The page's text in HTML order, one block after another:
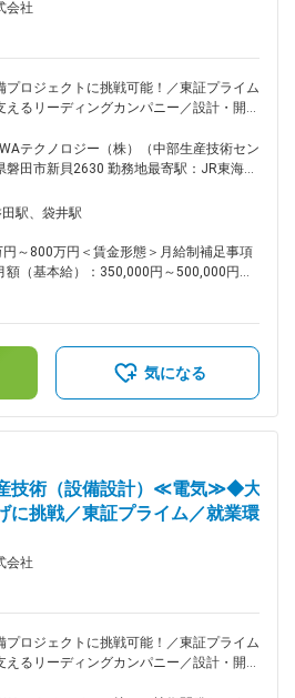
会社
プロジェクトに挑戦可能！／東証プライム
えるリーディングカンパニー／設計・開
子材料製造を支える大規模設備に携われ
は温暖な気候と豊かな自然環境を備えな
へのアクセスも良好で暮らしやすいエリ
して長期的なキャリアを築ける！ ■この
生産技術職と異なり、設備の改善だけで
力を身につけられるポジションです。 ■
ープの生産拠点において、生産設備・プ
び設備開発をご担当いただきます。 ・
および機械設計 ・設備導入に伴う仕様検
動化、省力化、生産性向上に向けた改善
る風土があります。将来的には大型設備投
げプロジェクトの中核メンバーとして活躍
き方 残業時間は月平均
ディングス株式会社での採用にてDOWAテ
への在籍出向となります。 DOWAテクノ
テクノロジー（株）（中部生産技術セン
磐田市新貝2630 勤務地最寄駅：JR東海道
対策：屋内全面禁煙変更の範囲：会社の定
駅、袋井駅
円～800万円＜賃金形態＞月給制補足事項
額（基本給）：350,000円～500,000円＜
。月給(月額)は固定手当を含めた表記で
気になる
産技術（設備設計）≪電気≫◆大
に挑戦／東証プライム／就業環
会社
プロジェクトに挑戦可能！／東証プライム
えるリーディングカンパニー／設計・開